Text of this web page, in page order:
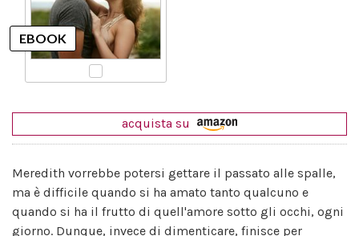
acquista su
Meredith vorrebbe potersi gettare il passato alle spalle,
ma è difficile quando si ha amato tanto qualcuno e
quando si ha il frutto di quell'amore sotto gli occhi, ogni
giorno. Dunque, invece di dimenticare, finisce per